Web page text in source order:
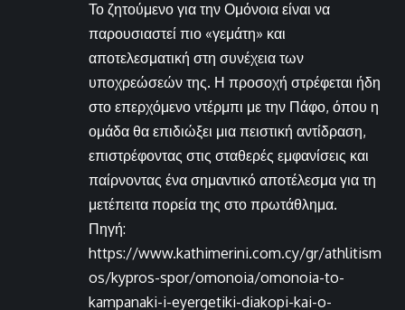
Το ζητούμενο για την Ομόνοια είναι να
παρουσιαστεί πιο «γεμάτη» και
αποτελεσματική στη συνέχεια των
υποχρεώσεών της. Η προσοχή στρέφεται ήδη
στο επερχόμενο ντέρμπι με την Πάφο, όπου η
ομάδα θα επιδιώξει μια πειστική αντίδραση,
επιστρέφοντας στις σταθερές εμφανίσεις και
παίρνοντας ένα σημαντικό αποτέλεσμα για τη
μετέπειτα πορεία της στο πρωτάθλημα.
Πηγή:
https://www.kathimerini.com.cy/gr/athlitism
os/kypros-spor/omonoia/omonoia-to-
kampanaki-i-eyergetiki-diakopi-kai-o-